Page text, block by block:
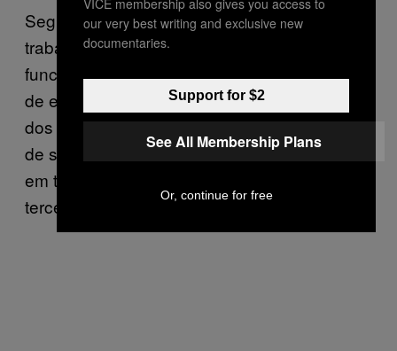
Segundo um relatório doNew York Times
trabalhadores temporários, vendedores e
funcionários terceirizados superam o número
de empregados reais do Google. As castas
dos trabalhadores são determinada pela cor
de seus crachás. Quem trabalha no Google
em tempo integral tem crachá azul, enquanto
terceirizados têm crachás vermelhos.
our very best writing and exclusive new
documentaries.
Support for $2
See All Membership Plans
Or, continue for free